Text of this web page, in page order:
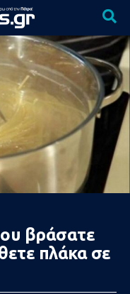
βράσατε
πλάκα σε